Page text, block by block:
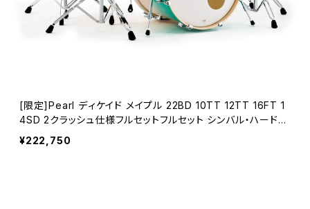
[限定]Pearl ディケイド メイプル 22BD 10TT 12TT 16FT 1
4SD 2クラッシュ仕様フルセットフルセット シンバル・ハードウ
ェア付き DMPA825S/C-2CSN #872 White Beach Pine
¥222,750